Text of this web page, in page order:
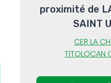
proximité de
SAINT
CER LA